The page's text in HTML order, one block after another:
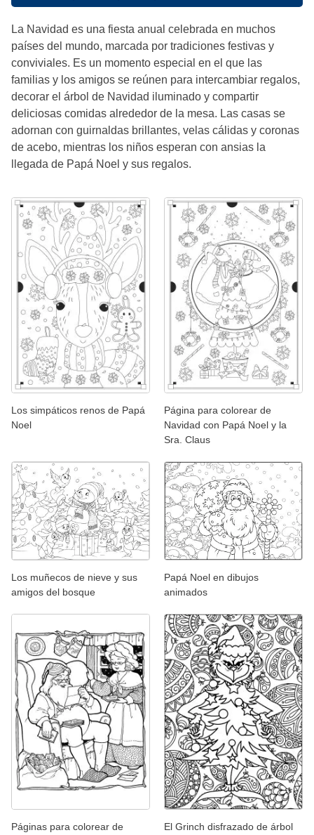
La Navidad es una fiesta anual celebrada en muchos
países del mundo, marcada por tradiciones festivas y
conviviales. Es un momento especial en el que las
familias y los amigos se reúnen para intercambiar regalos,
decorar el árbol de Navidad iluminado y compartir
deliciosas comidas alrededor de la mesa. Las casas se
adornan con guirnaldas brillantes, velas cálidas y coronas
de acebo, mientras los niños esperan con ansias la
llegada de Papá Noel y sus regalos.
Los simpáticos renos de Papá
Noel
Página para colorear de
Navidad con Papá Noel y la
Sra. Claus
Los muñecos de nieve y sus
amigos del bosque
Papá Noel en dibujos
animados
Páginas para colorear de El Grinch disfrazado de árbol